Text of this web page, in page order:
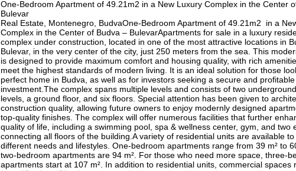
One-Bedroom Apartment of 49.21m2 in a New Luxury Complex in the Center
Bulevar
Real Estate, Montenegro, BudvaOne-Bedroom Apartment of 49.21m2 in a
Complex in the Center of Budva – BulevarApartments for sale in a luxury
complex under construction, located in one of the most attractive locations in
Bulevar, in the very center of the city, just 250 meters from the sea. This
is designed to provide maximum comfort and housing quality, with rich
meet the highest standards of modern living. It is an ideal solution for those
perfect home in Budva, as well as for investors seeking a secure and profitable
investment.The complex spans multiple levels and consists of two
levels, a ground floor, and six floors. Special attention has been given to
construction quality, allowing future owners to enjoy modernly designed
top-quality finishes. The complex will offer numerous facilities that further
quality of life, including a swimming pool, spa & wellness center, gym, and two
connecting all floors of the building.A variety of residential units are available to
different needs and lifestyles. One-bedroom apartments range from 39 m² to
two-bedroom apartments are 94 m². For those who need more space, three-
apartments start at 107 m². In addition to residential units, commercial spaces